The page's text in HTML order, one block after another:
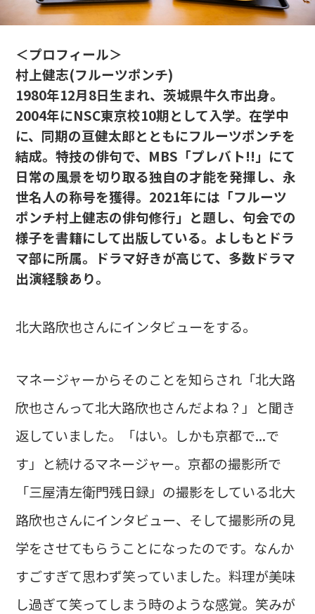
＜プロフィール＞
村上健志(フルーツポンチ)
1980年12月8日生まれ、茨城県牛久市出身。
2004年にNSC東京校10期として入学。在学中
に、同期の亘健太郎とともにフルーツポンチを
結成。特技の俳句で、MBS「プレバト!!」にて
日常の風景を切り取る独自の才能を発揮し、永
世名人の称号を獲得。2021年には「フルーツ
ポンチ村上健志の俳句修行」と題し、句会での
様子を書籍にして出版している。よしもとドラ
マ部に所属。ドラマ好きが高じて、多数ドラマ
出演経験あり。
北大路欣也さんにインタビューをする。
マネージャーからそのことを知らされ「北大路
欣也さんって北大路欣也さんだよね？」と聞き
返していました。「はい。しかも京都で...で
す」と続けるマネージャー。京都の撮影所で
「三屋清左衛門残日録」の撮影をしている北大
路欣也さんにインタビュー、そして撮影所の見
学をさせてもらうことになったのです。なんか
すごすぎて思わず笑っていました。料理が美味
し過ぎて笑ってしまう時のような感覚。笑みが